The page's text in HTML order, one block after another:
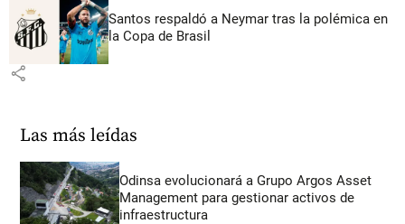
Santos respaldó a Neymar tras la polémica en
la Copa de Brasil
share
Las más leídas
Odinsa evolucionará a Grupo Argos Asset
Management para gestionar activos de
infraestructura